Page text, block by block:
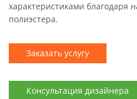
характеристиками благодаря
полиэстера.
Заказать услугу
Консультация дизайнера